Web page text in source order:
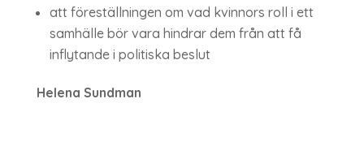
att föreställningen om vad kvinnors roll i ett
samhälle bör vara hindrar dem från att få
inflytande i politiska beslut
Helena Sundman